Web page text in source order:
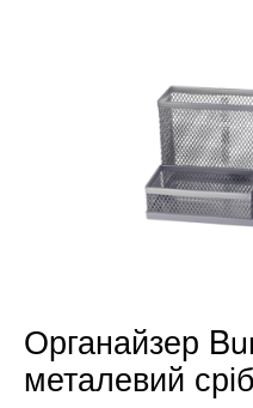
Органайзер
металевий